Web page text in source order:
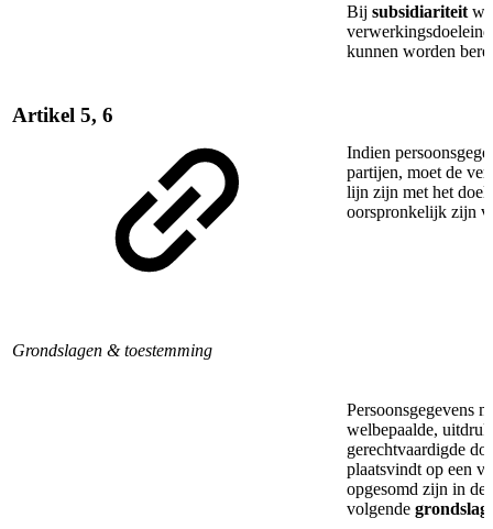
Bij subsidiariteit
kunnen worden
Artikel 5, 6
Indien
partijen, moet de
lijn zijn met het doel
oorspronkelijk zijn
Grondslagen & toestemming
Persoonsgegevens
welbepaalde,
gerechtvaardigde
plaatsvindt op een
opgesomd zijn in
volgende